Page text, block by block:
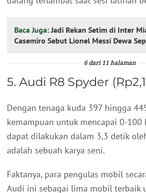
Baca Juga: Jadi Rekan Setim di Inter
Casemiro Sebut Lionel Messi Dewa
6 dari 11 halaman
5. Audi R8 Spyder
Dengan tenaga kuda 397 hingga
kemampuan untuk mencapai 0-
dapat dilakukan dalam 3,3 detik
adalah sebuah karya seni.
Faktanya, para pengulas mobil
Audi ini sebagai lima mobil terbaik